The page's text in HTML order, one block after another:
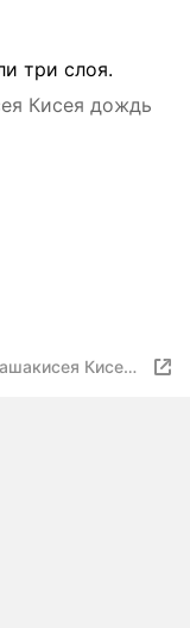
три слоя.
Кисея дождь
Кисея